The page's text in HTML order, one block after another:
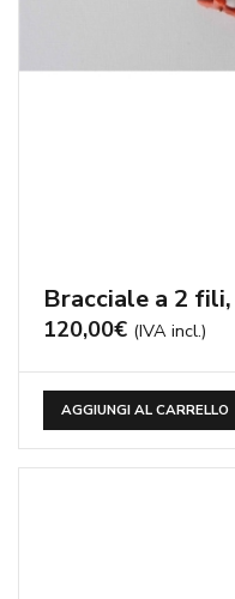
120,00€ (IVA incl.)
AGGIUNGI AL CARRELLO